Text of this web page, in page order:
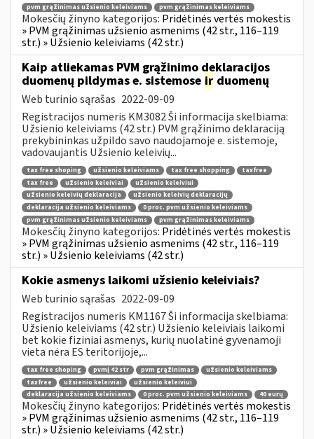
pvm grąžinimas užsienio keleiviams
pvm grąžinimas keleiviams
Mokesčių žinyno kategorijos: Pridėtinės vertės mokestis
» PVM grąžinimas užsienio asmenims (42 str., 116–119
str.) » Užsienio keleiviams (42 str.)
Kaip atliekamas PVM grąžinimo deklaracijos
duomenų pildymas e. sistemose ir duomenų
Web turinio sąrašas 2022-09-09
Registracijos numeris KM3082 Ši informacija skelbiama:
Užsienio keleiviams (42 str.) PVM grąžinimo deklaraciją
prekybininkas užpildo savo naudojamoje e. sistemoje,
vadovaujantis Užsienio keleivių...
tax free shoping užsienio keleiviams tax free shopping
taxfree
tax free
užsienio keleiviai
užsienio keleiviui
užsienio keleivių deklaracija
užsienio keleivių deklaracijų
deklaracija užsienio keleiviams
0 proc. pvm užsienio keleiviams
pvm grąžinimas užsienio keleiviams
pvm grąžinimas keleiviams
Mokesčių žinyno kategorijos: Pridėtinės vertės mokestis
» PVM grąžinimas užsienio asmenims (42 str., 116–119
str.) » Užsienio keleiviams (42 str.)
Kokie asmenys laikomi užsienio keleiviais?
Web turinio sąrašas 2022-09-09
Registracijos numeris KM1167 Ši informacija skelbiama:
Užsienio keleiviams (42 str.) Užsienio keleiviais laikomi
bet kokie fiziniai asmenys, kurių nuolatinė gyvenamoji
vieta nėra ES teritorijoje,...
tax free shoping pvmį 42 str pvm grąžinimas
užsienio keleiviams
taxfree
užsienio keleiviai
užsienio keleiviui
deklaracija užsienio keleiviams
0 proc. pvm užsienio keleiviams 40 eurų
Mokesčių žinyno kategorijos: Pridėtinės vertės mokestis
» PVM grąžinimas užsienio asmenims (42 str., 116–119
str.) » Užsienio keleiviams (42 str.)